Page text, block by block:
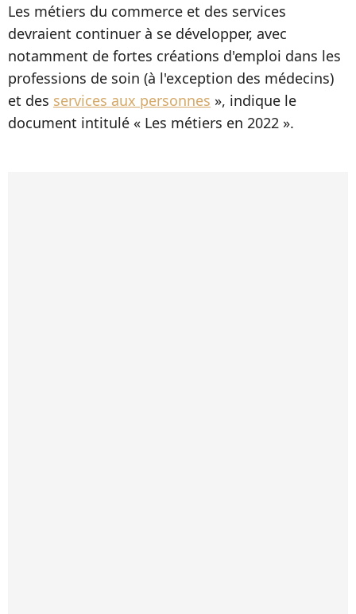
Les métiers du commerce et des services
devraient continuer à se développer, avec
notamment de fortes créations d'emploi dans les
professions de soin (à l'exception des médecins)
et des services aux personnes », indique le
document intitulé « Les métiers en 2022 ».